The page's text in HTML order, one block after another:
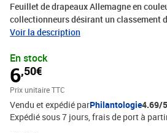
Feuillet de drapeaux Allemagne en
collectionneurs désirant un classement
étiqueté. A coller ou à glisser dans les
Voir la description
En stock
6,50€
Prix unitaire TTC
Vendu et expédié parPhilantologie4.69/5
Expédié sous 7 jours, frais de port à